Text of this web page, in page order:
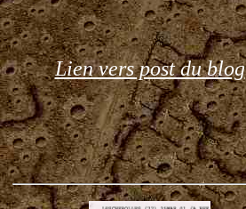
Lien vers post du blog